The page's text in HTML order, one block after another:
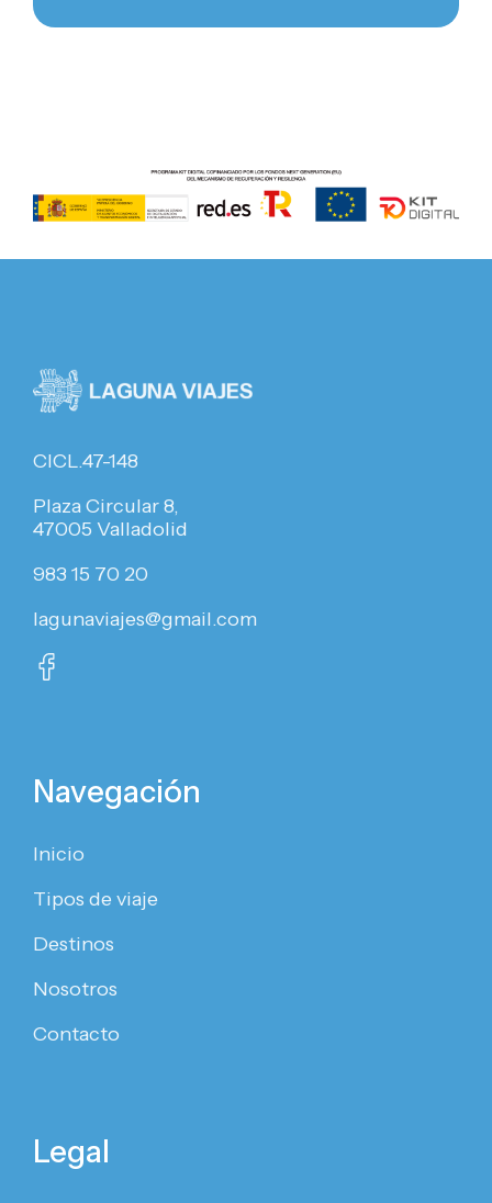
CICL.47-148
Plaza Circular 8,
47005 Valladolid
983 15 70 20
lagunaviajes@gmail.com
Navegación
Inicio
Tipos de viaje
Destinos
Nosotros
Contacto
Legal